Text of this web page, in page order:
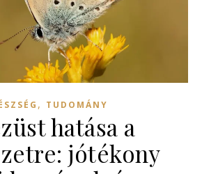
, TUDOMÁNY
hatása a
jótékony